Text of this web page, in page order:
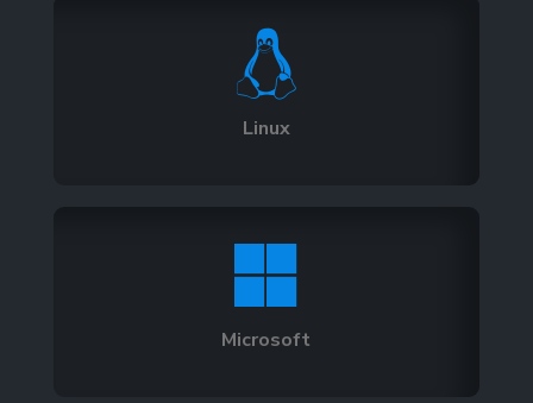

Linux

Microsoft